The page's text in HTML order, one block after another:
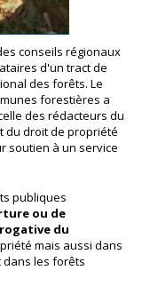
conseils régionaux
d'un tract de
des forêts. Le
forestières a
des rédacteurs du
du droit de propriété
soutien à un service
publiques
ou de
du
mais aussi dans
dans les forêts